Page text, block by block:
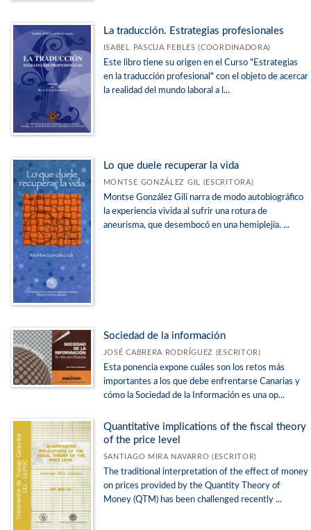
La traducción. Estrategias profesionales
ISABEL PASCUA FEBLES (COORDINADORA)
Este libro tiene su origen en el Curso "Estrategias
en la traducción profesional" con el objeto de acercar
la realidad del mundo laboral a l...
Lo que duele recuperar la vida
MONTSE GONZÁLEZ GIL (ESCRITORA)
Montse González Gili narra de modo autobiográfico
la experiencia vivida al sufrir una rotura de
aneurisma, que desembocó en una hemiplejía. ...
Sociedad de la información
JOSÉ CABRERA RODRÍGUEZ (ESCRITOR)
Esta ponencia expone cuáles son los retos más
importantes a los que debe enfrentarse Canarias y
cómo la Sociedad de la Información es una op...
Quantitative implications of the fiscal theory
of the price level
SANTIAGO MIRA NAVARRO (ESCRITOR)
The traditional interpretation of the effect of money
on prices provided by the Quantity Theory of
Money (QTM) has been challenged recently ...